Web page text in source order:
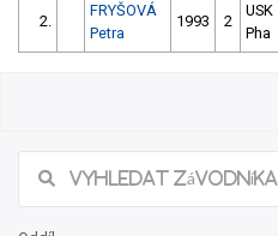
2.
FRYŠOVÁ
Petra
1993 2
USK
Pha